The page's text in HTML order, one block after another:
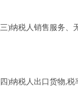
)纳税人销售服务、
)纳税人出口货物,税